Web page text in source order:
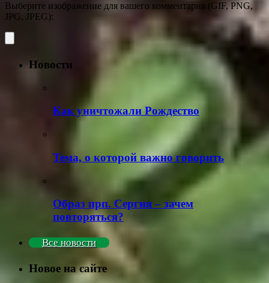
Выберите изображение для вашего комментария (GIF, PNG,
JPG, JPEG):
Новости
Как уничтожали Рождество
Тема, о которой важно говорить
Образ прп. Сергия – зачем
повторяться?
Все новости
Новое на сайте